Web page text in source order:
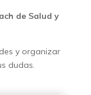
de Salud y
y organizar
dudas.